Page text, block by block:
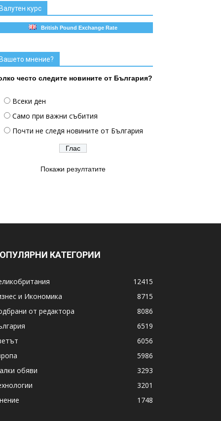
курс
British Pound Exchange Rate
мнение?
често следите новините от България?
Всеки ден
Само при важни събития
Почти не следя новините от България
Покажи резултатите
КАТЕГОРИИ
12415
и Икономика
8715
от редактора
8086
6519
6056
5986
обяви
3293
3201
1748